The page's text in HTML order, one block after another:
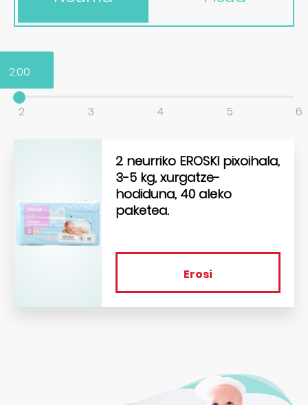
2.00
2 3 4 5 6
2 neurriko EROSKI pixoihala,
3-5 kg, xurgatze-
hodiduna, 40 aleko
paketea.
Erosi